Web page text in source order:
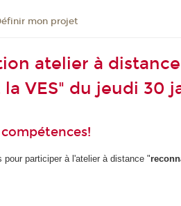
mon projet
atelier à
VES" du jeudi 30
pour participer à l'atelier à distance "